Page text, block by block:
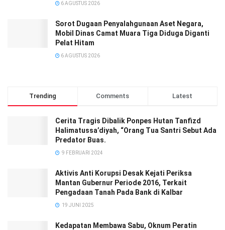
6 AGUSTUS 2026
Sorot Dugaan Penyalahgunaan Aset Negara,
Mobil Dinas Camat Muara Tiga Diduga Diganti
Pelat Hitam
6 AGUSTUS 2026
Trending Comments Latest
Cerita Tragis Dibalik Ponpes Hutan Tanfizd
Halimatussa’diyah, “Orang Tua Santri Sebut Ada
Predator Buas.
9 FEBRUARI 2024
Aktivis Anti Korupsi Desak Kejati Periksa
Mantan Gubernur Periode 2016, Terkait
Pengadaan Tanah Pada Bank di Kalbar
19 JUNI 2025
Kedapatan Membawa Sabu, Oknum Peratin